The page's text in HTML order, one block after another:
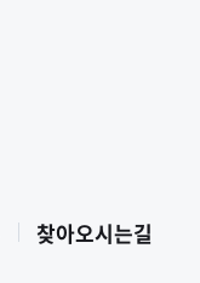
찾아오시는길